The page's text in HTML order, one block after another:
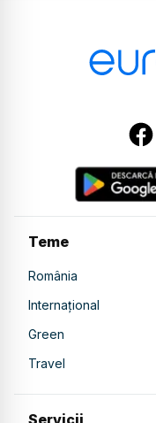
Teme
România
Internațional
Green
Travel
Servicii